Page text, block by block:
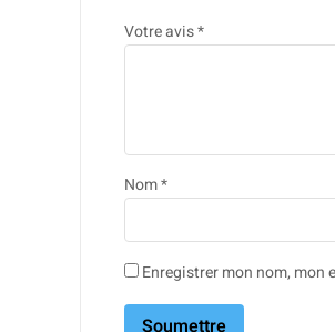
Votre avis*
Nom*
Enregistrer mon nom, mon